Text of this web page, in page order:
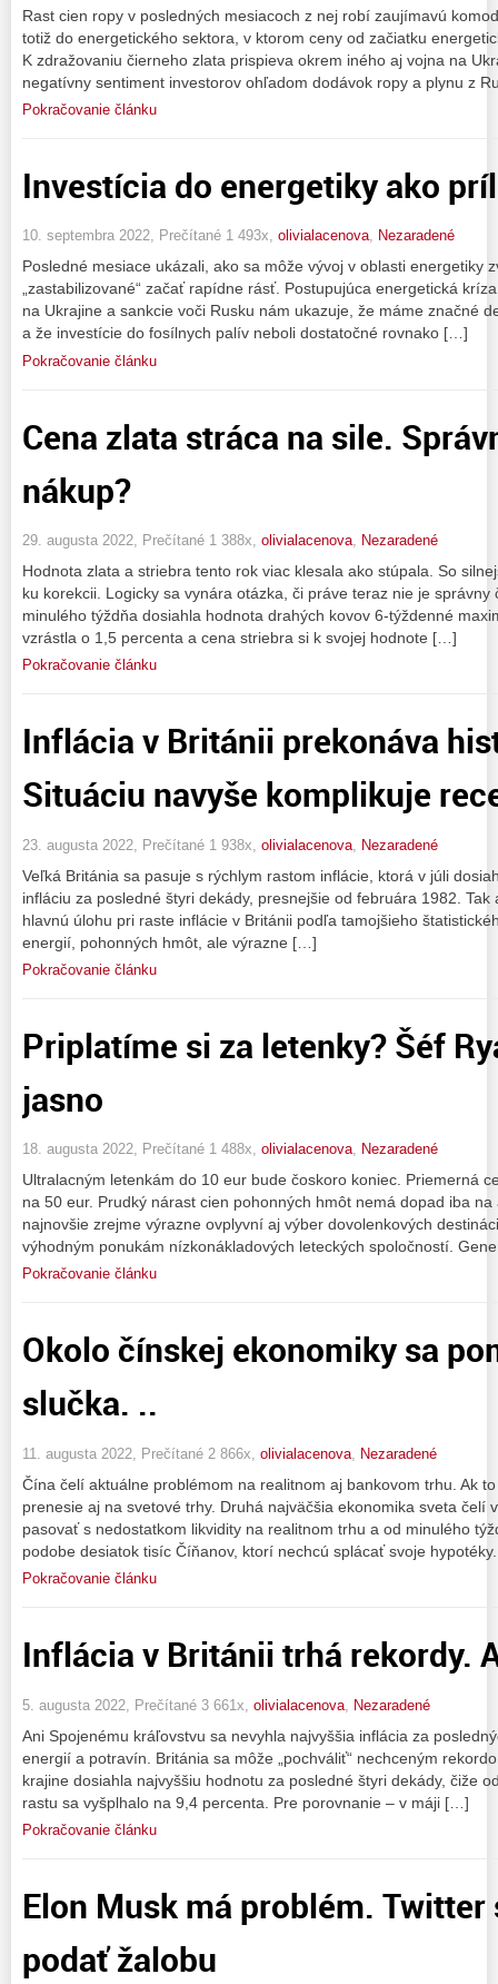
Rast cien ropy v posledných mesiacoch z nej robí zaujímavú
totiž do energetického sektora, v ktorom ceny od začiatku
K zdražovaniu čierneho zlata prispieva okrem iného aj vojna na
negatívny sentiment investorov ohľadom dodávok ropy a plynu z
Pokračovanie článku
Investícia do energetiky ako
10. septembra 2022, Prečítané 1 493x, olivialacenova, Nezaradené
Posledné mesiace ukázali, ako sa môže vývoj v oblasti energetiky
„zastabilizované“ začať rapídne rásť. Postupujúca energetická
na Ukrajine a sankcie voči Rusku nám ukazuje, že máme značné
a že investície do fosílnych palív neboli dostatočné rovnako […]
Pokračovanie článku
Cena zlata stráca na sile.
nákup?
29. augusta 2022, Prečítané 1 388x, olivialacenova, Nezaradené
Hodnota zlata a striebra tento rok viac klesala ako stúpala. So
ku korekcii. Logicky sa vynára otázka, či práve teraz nie je
minulého týždňa dosiahla hodnota drahých kovov 6-týždenné
vzrástla o 1,5 percenta a cena striebra si k svojej hodnote […]
Pokračovanie článku
Inflácia v Británii prekonáva
Situáciu navyše komplikuje
23. augusta 2022, Prečítané 1 938x, olivialacenova Nezaradené
Veľká Británia sa pasuje s rýchlym rastom inflácie, ktorá v júli
infláciu za posledné štyri dekády, presnejšie od februára 1982.
hlavnú úlohu pri raste inflácie v Británii podľa tamojšieho
energií, pohonných hmôt, ale výrazne […]
Pokračovanie článku
Priplatíme si za letenky? Šéf
jasno
18. augusta 2022, Prečítané 1 488x, olivialacenova, Nezaradené
Ultralacným letenkám do 10 eur bude čoskoro koniec. Priemerná
na 50 eur. Prudký nárast cien pohonných hmôt nemá dopad iba
najnovšie zrejme výrazne ovplyvní aj výber dovolenkových
výhodným ponukám nízkonákladových leteckých spoločností.
Pokračovanie článku
Okolo čínskej ekonomiky sa
slučka. ..
11. augusta 2022, Prečítané 2 866x, olivialacenova Nezaradené
Čína čelí aktuálne problémom na realitnom aj bankovom trhu. Ak
prenesie aj na svetové trhy. Druhá najväčšia ekonomika sveta čelí
pasovať s nedostatkom likvidity na realitnom trhu a od minulého
podobe desiatok tisíc Číňanov, ktorí nechcú splácať svoje
Pokračovanie článku
Inflácia v Británii trhá rekordy.
5. augusta 2022, Prečítané 3 661x, olivialacenova Nezaradené
Ani Spojenému kráľovstvu sa nevyhla najvyššia inflácia za
energií a potravín. Británia sa môže „pochváliť“ nechceným
krajine dosiahla najvyššiu hodnotu za posledné štyri dekády, čiže
rastu sa vyšplhalo na 9,4 percenta. Pre porovnanie – v máji […]
Pokračovanie článku
Elon Musk má problém.
podať žalobu